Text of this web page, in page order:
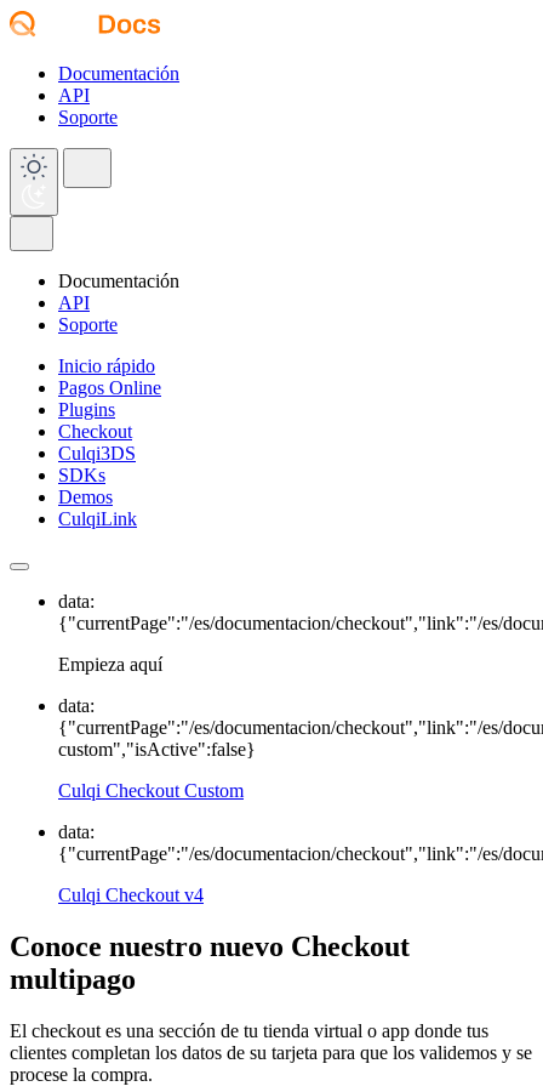
Documentación
API
Soporte
Documentación
API
Soporte
Inicio rápido
Pagos Online
Plugins
Checkout
Culqi3DS
SDKs
Demos
CulqiLink
data:
{"currentPage":"/es/documentacion/checkout","link":"/es/
Empieza aquí
data:
{"currentPage":"/es/documentacion/checkout","link":"/es/
custom","isActive":false}
Culqi Checkout Custom
data:
{"currentPage":"/es/documentacion/checkout","link":"/es/
Culqi Checkout v4
Conoce nuestro nuevo Checkout
multipago
El checkout es una sección de tu tienda virtual o app donde tus
clientes completan los datos de su tarjeta para que los validemos y se
procese la compra.